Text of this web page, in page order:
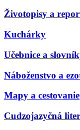
Životopisy a
Kuchárky
Učebnice a
Náboženstvo a
Mapy a cestovanie
Cudzojazyčná